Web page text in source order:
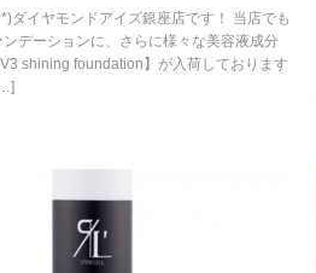
ダイヤモンドアイズ銀座店です！ 当店でも
デーションに、さらに様々な美容液成分
shining foundation】が入荷しております